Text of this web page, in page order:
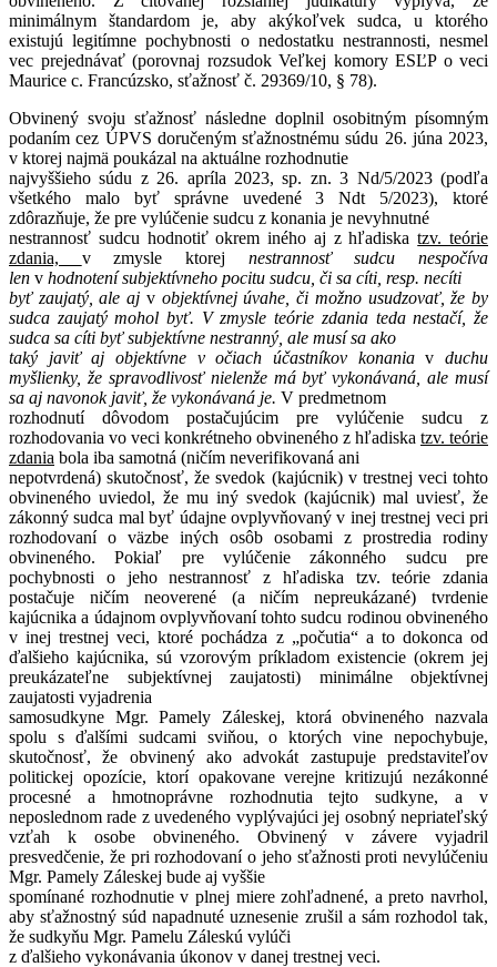
minimálnym štandardom je, aby akýkoľvek sudca, u ktorého
existujú legitímne pochybnosti o nedostatku nestrannosti, nesmel
vec prejednávať (porovnaj rozsudok Veľkej komory ESĽP o veci
Maurice c. Francúzsko, sťažnosť č. 29369/10, § 78).
Obvinený svoju sťažnosť následne doplnil osobitným písomným
podaním cez ÚPVS doručeným sťažnostnému súdu 26. júna 2023,
v ktorej najmä poukázal na aktuálne rozhodnutie
najvyššieho súdu z 26. apríla 2023, sp. zn. 3 Nd/5/2023 (podľa
všetkého malo byť správne uvedené 3 Ndt 5/2023), ktoré
zdôrazňuje, že pre vylúčenie sudcu z konania je nevyhnutné
nestrannosť sudcu hodnotiť okrem iného aj z hľadiskatzv. teórie
zdania, v zmysle ktorej nestrannosť sudcu nespočíva
len v hodnotení subjektívneho pocitu sudcu, či sa cíti, resp. necíti
byť zaujatý, ale aj v objektívnej úvahe, či možno usudzovať, že by
sudca zaujatý mohol byť. V zmysle teórie zdania teda nestačí, že
sudca sa cíti byť subjektívne nestranný, ale musí sa ako
taký javiť aj objektívne v očiach účastníkov konaniavduchu
myšlienky, že spravodlivosť nielenže má byť vykonávaná, ale musí
sa aj navonok javiť, že vykonávaná je. V predmetnom
rozhodnutí dôvodom postačujúcim pre vylúčenie sudcu z
rozhodovania vo veci konkrétneho obvineného z hľadiska tzv. teórie
zdania bola iba samotná (ničím neverifikovaná ani
nepotvrdená) skutočnosť, že svedok (kajúcnik) v trestnej veci tohto
obvineného uviedol, že mu iný svedok (kajúcnik) mal uviesť, že
zákonný sudca mal byť údajne ovplyvňovaný v inej trestnej veci pri
rozhodovaní o väzbe iných osôb osobami z prostredia rodiny
obvineného. Pokiaľ pre vylúčenie zákonného sudcu pre
pochybnosti o jeho nestrannosť z hľadiska tzv. teórie zdania
postačuje ničím neoverené (a ničím nepreukázané) tvrdenie
kajúcnika a údajnom ovplyvňovaní tohto sudcu rodinou obvineného
v inej trestnej veci, ktoré pochádza z „počutia“ a to dokonca od
ďalšieho kajúcnika, sú vzorovým príkladom existencie (okrem jej
preukázateľne subjektívnej zaujatosti) minimálne objektívnej
zaujatosti vyjadrenia
samosudkyne Mgr. Pamely Záleskej, ktorá obvineného nazvala
spolu s ďalšími sudcami sviňou, o ktorých vine nepochybuje,
skutočnosť, že obvinený ako advokát zastupuje predstaviteľov
politickej opozície, ktorí opakovane verejne kritizujú nezákonné
procesné a hmotnoprávne rozhodnutia tejto sudkyne, a v
neposlednom rade z uvedeného vyplývajúci jej osobný nepriateľský
vzťah k osobe obvineného. Obvinený v závere vyjadril
presvedčenie, že pri rozhodovaní o jeho sťažnosti proti nevylúčeniu
Mgr. Pamely Záleskej bude aj vyššie
spomínané rozhodnutie v plnej miere zohľadnené, a preto navrhol,
aby sťažnostný súd napadnuté uznesenie zrušil a sám rozhodol tak,
že sudkyňu Mgr. Pamelu Záleskú vylúči
z ďalšieho vykonávania úkonov v danej trestnej veci.